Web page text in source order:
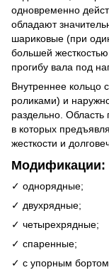
одновременно
обладают
шариковые (при
большей
прогибу вала под
Внутреннее кольцо
роликами) и
раздельно.
в которых
жесткости и
Модификации:
✓ однорядные;
✓ двухрядные;
✓ четырехрядные;
✓ спаренные;
✓ с упорным